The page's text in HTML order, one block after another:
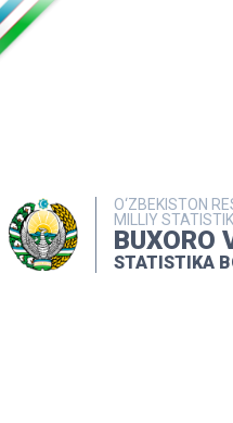
O‘ZBEKISTON
MILLIY
BUXORO
STATISTIKA